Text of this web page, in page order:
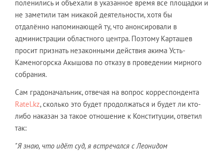
поленились и объехали в указанное время все площадки и
не заметили там никакой деятельности, хотя бы
отдалённо напоминающей ту, что анонсировали в
администрации областного центра. Поэтому Карташев
просит признать незаконными действия акима Усть-
Каменогорска Акышова по отказу в проведении мирного
собрания.
Сам градоначальник, отвечая на вопрос корреспондента
Ratel.kz, сколько это будет продолжаться и будет ли кто-
либо наказан за такое отношение к Конституции, ответил
так:
"Я знаю, что идёт суд, я встречался с Леонидом